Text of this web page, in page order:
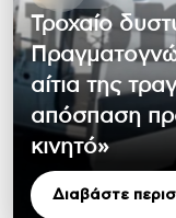
Τροχαίο
αίτια της
απόσπαση
κινητό»
Διαβάστε